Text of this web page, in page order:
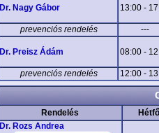
Dr. Nagy Gábor 13:00 -
prevenciós rendelés ---
Dr. Preisz Ádám 08:00 -
prevenciós rendelés 12:00 -
Rendelés
Hétfő
Dr. Rozs Andrea